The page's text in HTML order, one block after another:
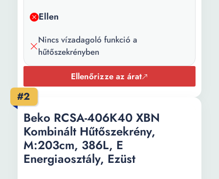
Kompresszorok
száma:
Hűtőrendszer:
Neo Frost
energiafogyasztás:
223 kWh
Tápfeszültség:
Hűtvetartási
idő áramellátás
nélkül:
13 h
Ellen
Nincs vízadagoló funkció a
hűtőszekrényben
Ellenőrizze az árat
#2
Beko RCSA-406K40 XBN
Kombinált Hűtőszekrény,
M:203cm, 386L, E
Energiaosztály, Ezüst